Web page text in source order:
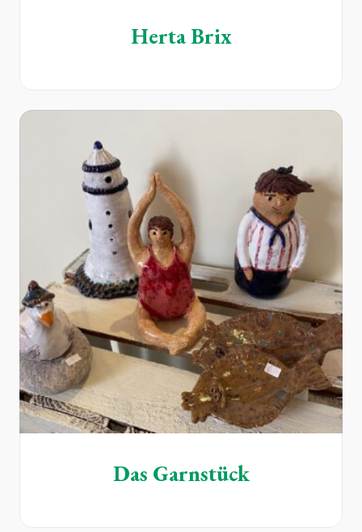
Herta Brix
Das Garnstück